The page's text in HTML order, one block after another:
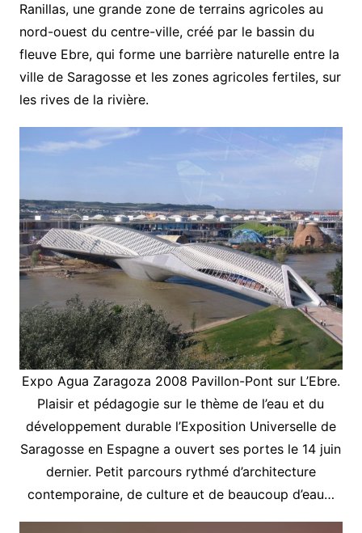
Ranillas, une grande zone de terrains agricoles au
nord-ouest du centre-ville, créé par le bassin du
fleuve Ebre, qui forme une barrière naturelle entre la
ville de Saragosse et les zones agricoles fertiles, sur
les rives de la rivière.
Expo Agua Zaragoza 2008 Pavillon-Pont sur L’Ebre.
Plaisir et pédagogie sur le thème de l’eau et du
développement durable l’Exposition Universelle de
Saragosse en Espagne a ouvert ses portes le 14 juin
dernier. Petit parcours rythmé d’architecture
contemporaine, de culture et de beaucoup d’eau…